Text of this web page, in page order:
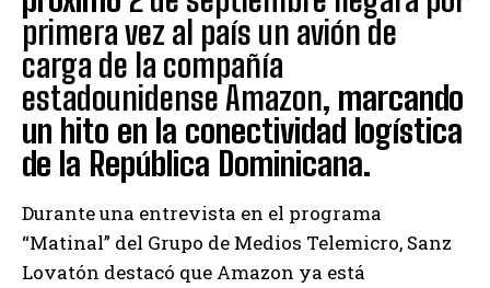
primera vez al país un avión de
carga de la compañía
estadounidense Amazon, marcando
un hito en la conectividad logística
de la República Dominicana.
Durante una entrevista en el programa
“Matinal” del Grupo de Medios Telemicro, Sanz
Lovatón destacó que Amazon ya está